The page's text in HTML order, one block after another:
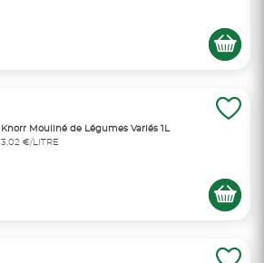
Knorr Mouliné de Légumes Variés 1L
3,02 €/LITRE